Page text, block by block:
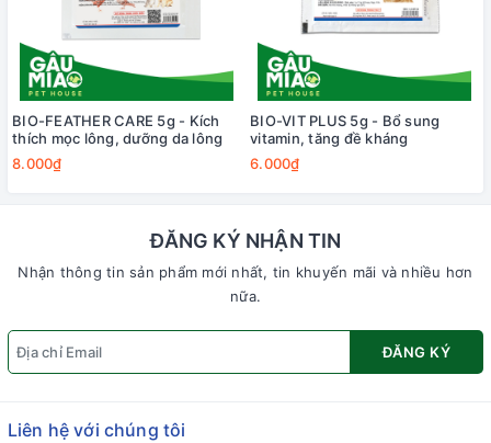
BIO-FEATHER CARE 5g - Kích
thích mọc lông, dưỡng da lông
8.000₫
BIO-VIT PLUS 5g - Bổ sung
vitamin, tăng đề kháng
6.000₫
ĐĂNG KÝ NHẬN TIN
Nhận thông tin sản phẩm mới nhất, tin khuyến mãi và nhiều hơn
nữa.
ĐĂNG KÝ
Liên hệ với chúng tôi